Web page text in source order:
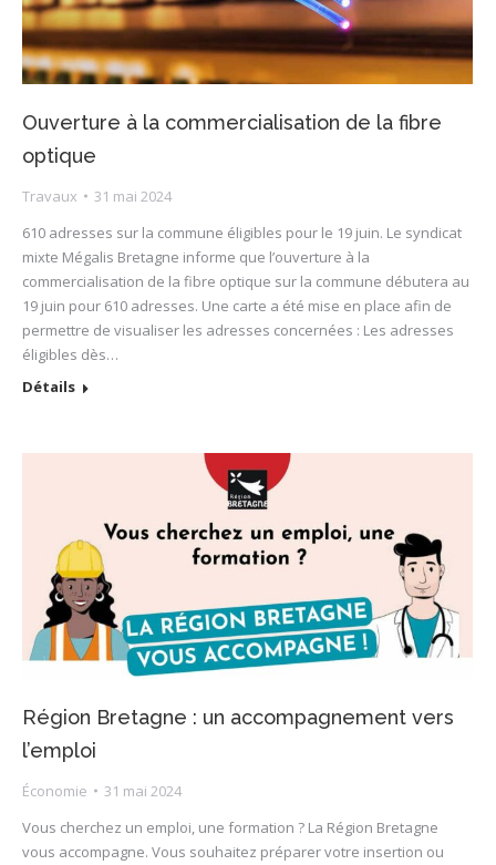
Ouverture à la commercialisation de la fibre
optique
Travaux
31 mai 2024
610 adresses sur la commune éligibles pour le 19 juin. Le syndicat
mixte Mégalis Bretagne informe que l’ouverture à la
commercialisation de la fibre optique sur la commune débutera au
19 juin pour 610 adresses. Une carte a été mise en place afin de
permettre de visualiser les adresses concernées : Les adresses
éligibles dès…
Détails
Région Bretagne : un accompagnement vers
l’emploi
Économie
31 mai 2024
Vous cherchez un emploi, une formation ? La Région Bretagne
vous accompagne. Vous souhaitez préparer votre insertion ou